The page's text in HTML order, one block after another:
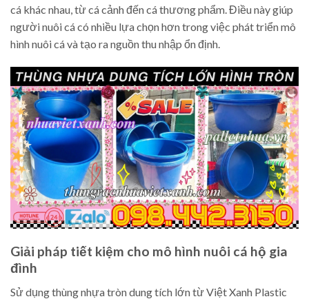
cá khác nhau, từ cá cảnh đến cá thương phẩm. Điều này giúp
người nuôi cá có nhiều lựa chọn hơn trong việc phát triển mô
hình nuôi cá và tạo ra nguồn thu nhập ổn định.
Giải pháp tiết kiệm cho mô hình nuôi cá hộ gia
đình
Sử dụng thùng nhựa tròn dung tích lớn từ Việt Xanh Plastic